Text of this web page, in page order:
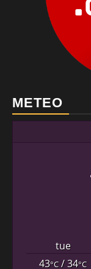
METEO
tue
43°C/ 34°C